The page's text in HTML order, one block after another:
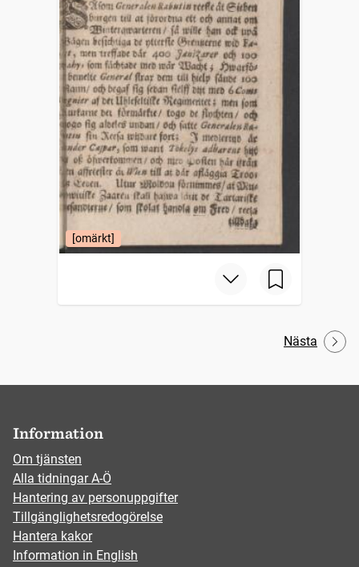
[omärkt]
Nästa
Information
Om tjänsten
Alla tidningar A-Ö
Hantering av personuppgifter
Tillgänglighetsredogörelse
Hantera kakor
Information in English